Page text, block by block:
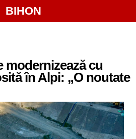
BIHON
modernizează cu
în Alpi: „O noutate